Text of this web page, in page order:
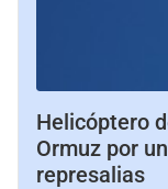
Helicóptero
Ormuz por
represalias